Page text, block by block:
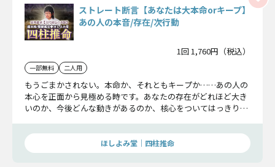
ストレート断言【あなたは大本命orキープ】
あの人の本音/存在/次行動
1回 1,760円（税込）
一部無料 二人用
もうごまかされない。本命か、それともキープか……あの人の
本心を正面から見極める時です。あなたの存在がどれほど大き
いのか、今後どんな動きがあるのか、核心をついてはっきりお
ほしよみ堂｜四柱推命